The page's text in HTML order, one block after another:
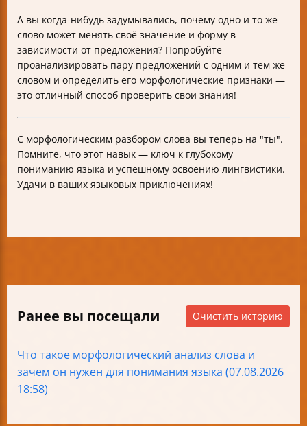
А вы когда-нибудь задумывались, почему одно и то же
слово может менять своё значение и форму в
зависимости от предложения? Попробуйте
проанализировать пару предложений с одним и тем же
словом и определить его морфологические признаки —
это отличный способ проверить свои знания!
С морфологическим разбором слова вы теперь на "ты".
Помните, что этот навык — ключ к глубокому
пониманию языка и успешному освоению лингвистики.
Удачи в ваших языковых приключениях!
Ранее вы посещали Очистить историю
Что такое морфологический анализ слова и
зачем он нужен для понимания языка (07.08.2026
18:58)